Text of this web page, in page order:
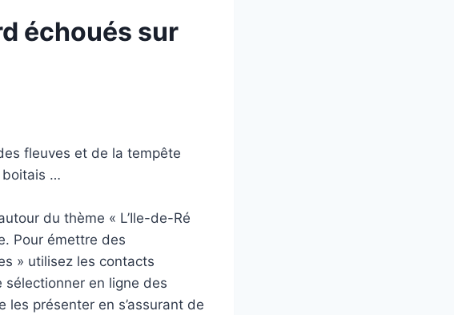
échoués sur
fleuves et de la tempête
boitais …
du thème « L’Ile-de-Ré
Pour émettre des
» utilisez les contacts
en ligne des
les présenter en s’assurant de